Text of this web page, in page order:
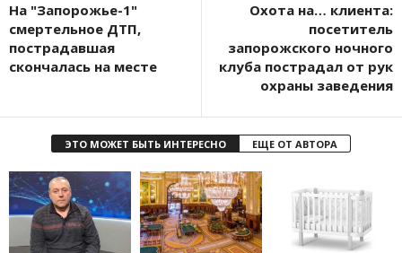
На "Запорожье-1"
смертельное ДТП,
пострадавшая
скончалась на месте
Охота на… клиента:
посетитель
запорожского ночного
клуба пострадал от рук
охраны заведения
ЭТО МОЖЕТ БЫТЬ ИНТЕРЕСНО ЕЩЕ ОТ АВТОРА